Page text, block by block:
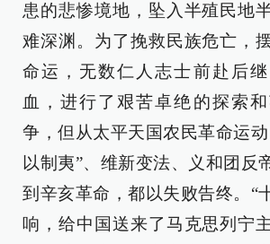
患的悲惨境地，坠入半殖民地
难深渊。为了挽救民族危亡，
命运，无数仁人志士前赴后
血，进行了艰苦卓绝的探索
争，但从太平天国农民革命运
以制夷”、维新变法、义和团反
到辛亥革命，都以失败告终。“
响，给中国送来了马克思列宁